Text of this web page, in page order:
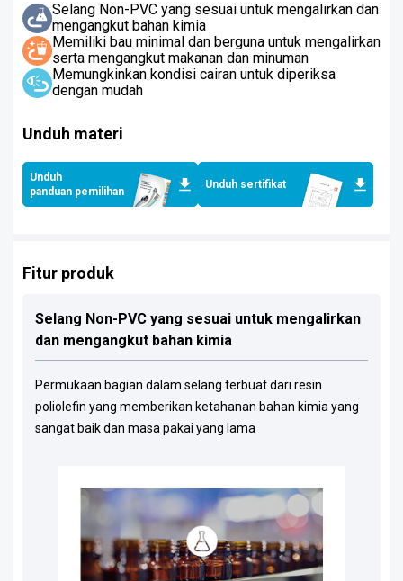
Selang Non-PVC yang sesuai untuk mengalirkan dan
mengangkut bahan kimia
Memiliki bau minimal dan berguna untuk mengalirkan
serta mengangkut makanan dan minuman
Memungkinkan kondisi cairan untuk diperiksa
dengan mudah
Unduh materi
Unduh
panduan pemilihan
Unduh sertifikat
Fitur produk
Selang Non-PVC yang sesuai untuk mengalirkan
dan mengangkut bahan kimia
Permukaan bagian dalam selang terbuat dari resin
poliolefin yang memberikan ketahanan bahan kimia yang
sangat baik dan masa pakai yang lama